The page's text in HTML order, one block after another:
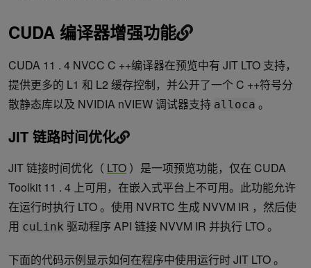
CUDA 编译器增强功能
CUDA 11 . 4 NVCC C ++编译器在预览中有 JIT LTO 支持，
提供更多的 L1 和 L2 缓存控制，并公开了一个 C ++符号分
散静态库以及 NVIDIA nVIEW 调试器支持 alloca 。
JIT 链路时间优化
JIT 链接时间优化（ LTO ）是一项预览功能，仅在 CUDA
Toolkit 11 . 4 上可用，在嵌入式平台上不可用。此功能允许
在运行时执行 LTO 。使用 NVRTC 生成 NVVM IR ，然后使
用 cuLink 驱动程序 API 链接 NVVM IR 并执行 LTO 。
下面的代码示例显示如何在程序中使用运行时 JIT LTO 。